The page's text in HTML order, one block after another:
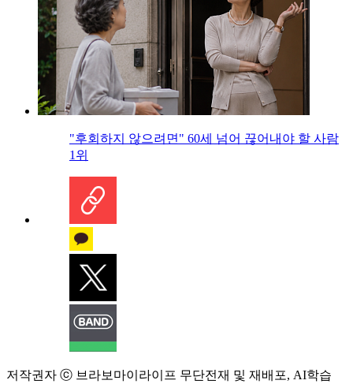
"후회하지 않으려면" 60세 넘어 끊어내야 할 사람
1위
저작권자 ⓒ 브라보마이라이프 무단전재 및 재배포, AI학습